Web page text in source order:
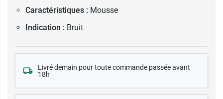
Caractéristiques : Mousse
Indication : Bruit
Livré demain pour toute commande passée avant
18h